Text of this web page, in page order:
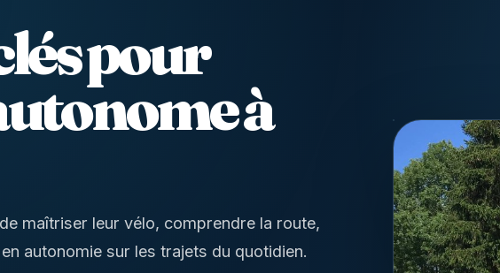
pour
à
maîtriser leur vélo, comprendre la route,
autonomie sur les trajets du quotidien.